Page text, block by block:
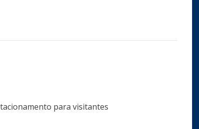
e Porto Alegre. Disponível na região:
energia elétrica, linha
para visitantes